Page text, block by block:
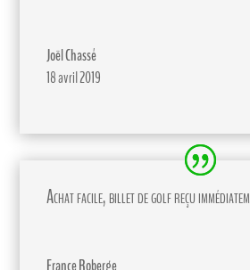
Joël Chassé
18 avril 2019
Achat facile, billet de golf reçu